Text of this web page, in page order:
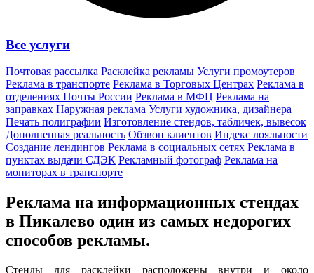
Все услуги
Почтовая рассылка Расклейка рекламы Услуги промоутеров
Реклама в транспорте Реклама в Торговых Центрах Реклама в
отделениях Почты России Реклама в МФЦ Реклама на
заправках Наружная реклама Услуги художника, дизайнера
Печать полиграфии Изготовление стендов, табличек, вывесок
Дополненная реальность Обзвон клиентов Индекс лояльности
Создание лендингов Реклама в социальных сетях Реклама в
пунктах выдачи СДЭК Рекламный фотограф Реклама на
мониторах в транспорте
Реклама на информационных стендах
в Пикалево один из самых недорогих
способов рекламы.
Стенды для расклейки расположены внутри и около